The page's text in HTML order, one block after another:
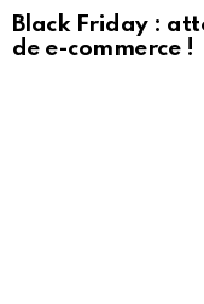
Black Friday :
de e-commerce !